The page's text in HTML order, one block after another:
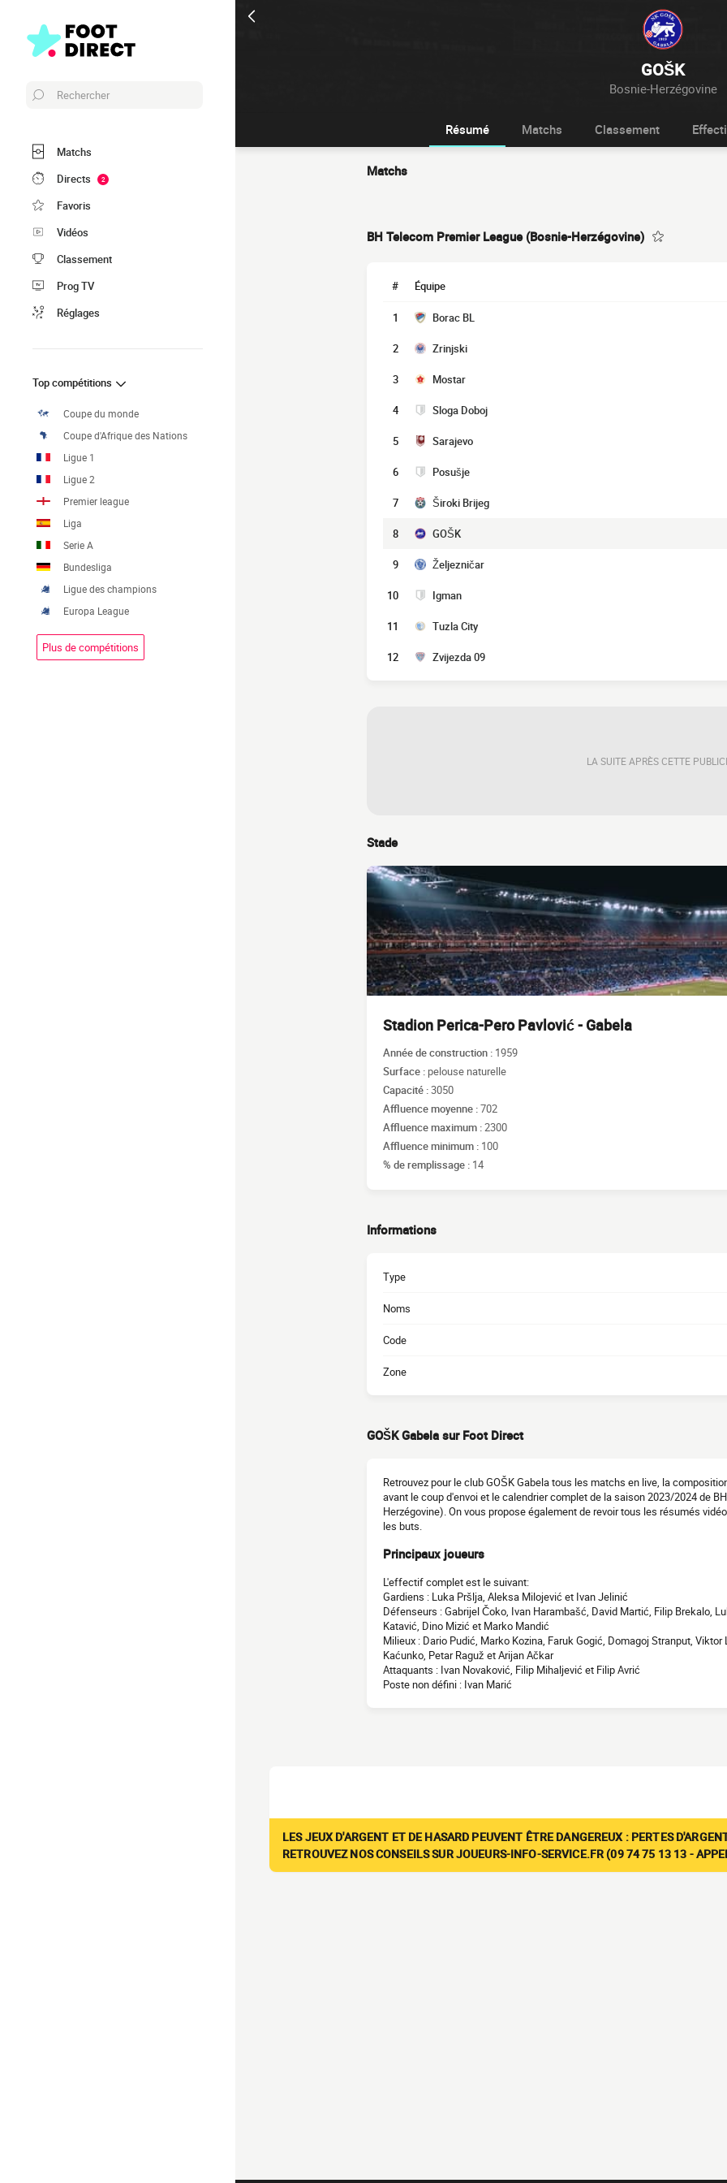
GOŠK
Bosnie-Herzégovine
Rechercher
Matchs
Directs
2
Favoris
Vidéos
Classement
Prog TV
Réglages
Top compétitions
Coupe du monde
Coupe d'Afrique des Nations
Ligue 1
Ligue 2
Premier league
Liga
Serie A
Bundesliga
Ligue des champions
Europa League
Plus de compétitions
Résumé Matchs Classement
Matchs
BH Telecom Premier League (Bosnie-Herzégovine)
# Équipe
1 Borac BL
2 Zrinjski
3 Mostar
4 Sloga Doboj
5 Sarajevo
6 Posušje
7 Široki Brijeg
8 GOŠK
9 Željezničar
10 Igman
11 Tuzla City
12 Zvijezda 09
LA SUITE APRÈS CETTE
Stade
Stadion Perica-Pero Pavlović - Gabela
Année de construction : 1959
Surface : pelouse naturelle
Capacité :3050
Affluence moyenne :702
Affluence maximum :2300
Affluence minimum : 100
% de remplissage : 14
Informations
Type
Noms
Code
Zone
GOŠK Gabela sur Foot Direct
Retrouvez pour le club GOŠK Gabela tous les matchs en live, la
avant le coup d'envoi et le calendrier complet de la saison 2023/2024 de
Herzégovine). On vous propose également de revoir tous les résumés
les buts.
Principaux joueurs
L'effectif complet est le suivant:
Gardiens : Luka Pršlja, Aleksa Milojević et Ivan Jelinić
Défenseurs : Gabrijel Čoko, Ivan Harambašć, David Martić, Filip Brekalo,
Katavić, Dino Mizić et Marko Mandić
Milieux : Dario Pudić, Marko Kozina, Faruk Gogić, Domagoj Stranput,
Kaćunko, Petar Raguž et Arijan Ačkar
Attaquants : Ivan Novaković, Filip Mihaljević et Filip Avrić
Poste non défini : Ivan Marić
LES JEUX D'ARGENT ET DE HASARD PEUVENT ÊTRE DANGEREUX : PERTES
RETROUVEZ NOS CONSEILS SUR JOUEURS-INFO-SERVICE.FR (09 74 75 13 13 -